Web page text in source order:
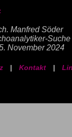
Manfred Söder
Suche
November 2024
| Kontakt |